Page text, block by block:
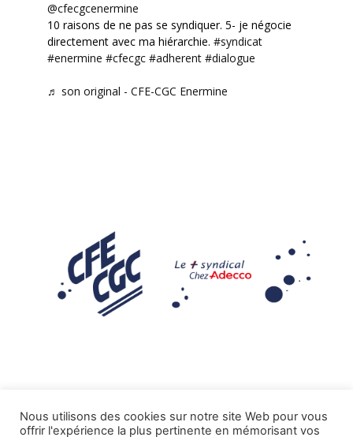
@cfecgcenermine
10 raisons de ne pas se syndiquer. 5- je négocie
directement avec ma hiérarchie. #syndicat
#enermine #cfecgc #adherent #dialogue
♬ son original - CFE-CGC Enermine
Nous utilisons des cookies sur notre site Web pour vous
offrir l'expérience la plus pertinente en mémorisant vos